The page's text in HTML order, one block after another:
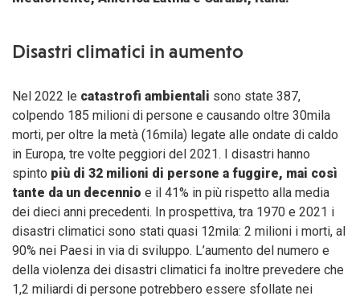
Disastri climatici in aumento
Nel 2022 le catastrofi ambientali sono state 387,
colpendo 185 milioni di persone e causando oltre 30mila
morti, per oltre la metà (16mila) legate alle ondate di caldo
in Europa, tre volte peggiori del 2021. I disastri hanno
spinto più di 32 milioni di persone a fuggire, mai così
tante da un decennio e il 41% in più rispetto alla media
dei dieci anni precedenti. In prospettiva, tra 1970 e 2021 i
disastri climatici sono stati quasi 12mila: 2 milioni i morti, al
90% nei Paesi in via di sviluppo. L’aumento del numero e
della violenza dei disastri climatici fa inoltre prevedere che
1,2 miliardi di persone potrebbero essere sfollate nei